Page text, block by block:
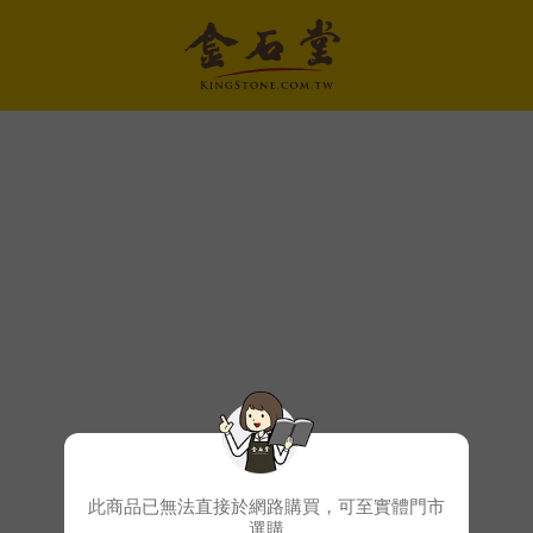
此商品已無法直接於網路購買，可至實體門市
選購